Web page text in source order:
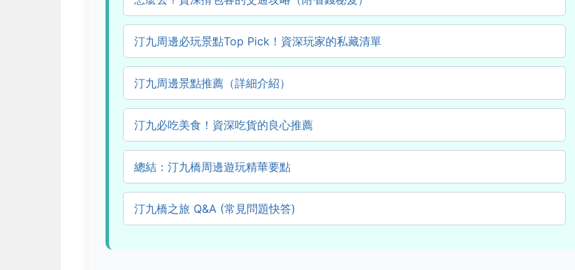
汀九周邊必玩景點Top Pick！資深玩家的私藏清單
汀九周邊景點推薦（詳細介紹）
汀九必吃美食！資深吃貨的良心推薦
總結：汀九橋周邊遊玩精華要點
汀九橋之旅 Q&A (常見問題快答)